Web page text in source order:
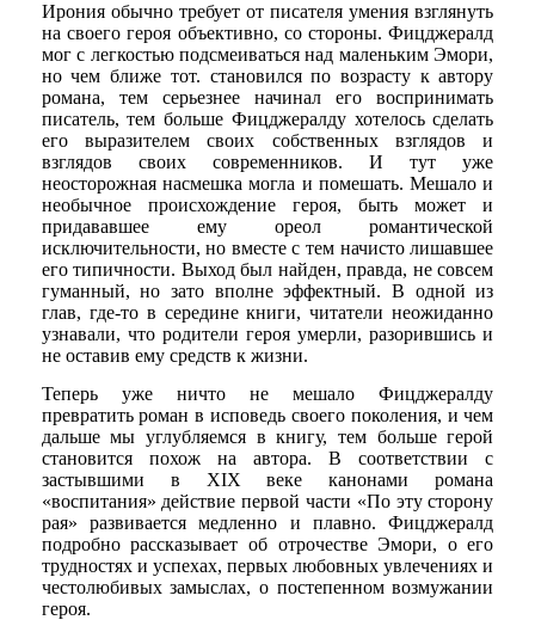
Ирония обычно требует от писателя умения взглянуть
на своего героя объективно, со стороны. Фицджералд
мог с легкостью подсмеиваться над маленьким Эмори,
но чем ближе тот. становился по возрасту к автору
романа, тем серьезнее начинал его воспринимать
писатель, тем больше Фицджералду хотелось сделать
его выразителем своих собственных взглядов и
взглядов своих современников. И тут уже
неосторожная насмешка могла и помешать. Мешало и
необычное происхождение героя, быть может и
придававшее ему ореол романтической
исключительности, но вместе с тем начисто лишавшее
его типичности. Выход был найден, правда, не совсем
гуманный, но зато вполне эффектный. В одной из
глав, где-то в середине книги, читатели неожиданно
узнавали, что родители героя умерли, разорившись и
не оставив ему средств к жизни.
Теперь уже ничто не мешало Фицджералду
превратить роман в исповедь своего поколения, и чем
дальше мы углубляемся в книгу, тем больше герой
становится похож на автора. В соответствии с
застывшими в XIX веке канонами романа
«воспитания» действие первой части «По эту сторону
рая» развивается медленно и плавно. Фицджералд
подробно рассказывает об отрочестве Эмори, о его
трудностях и успехах, первых любовных увлечениях и
честолюбивых замыслах, о постепенном возмужании
героя.